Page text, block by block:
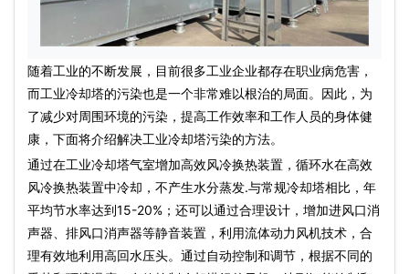
随着工业的不断发展，目前很多工业企业都存在职业病危害，
而工业冷却塔的污染也是一个非常难以根治的局面。因此，为
了减少对周围环境的污染，提高工作效率和工作人员的身体健
康，下面将介绍解决工业冷却塔污染的方法。
通过在工业冷却塔气室增加高效风冷换热装置，循环水在高效
风冷换热装置中冷却，不产生水分蒸发.与常规冷却塔相比，年
平均节水率达到15-20%；还可以通过合理设计，增加进风口消
声器、排风口消声器等静音装置，利用流体动力风机技术，合
理有效地利用高回水压头。通过自动控制和调节，根据不同的